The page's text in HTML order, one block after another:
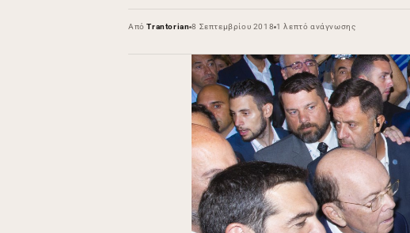
ΑπόTrantorian 8 Σεπτεμβρίου 2018 1 λεπτό ανάγνωσης